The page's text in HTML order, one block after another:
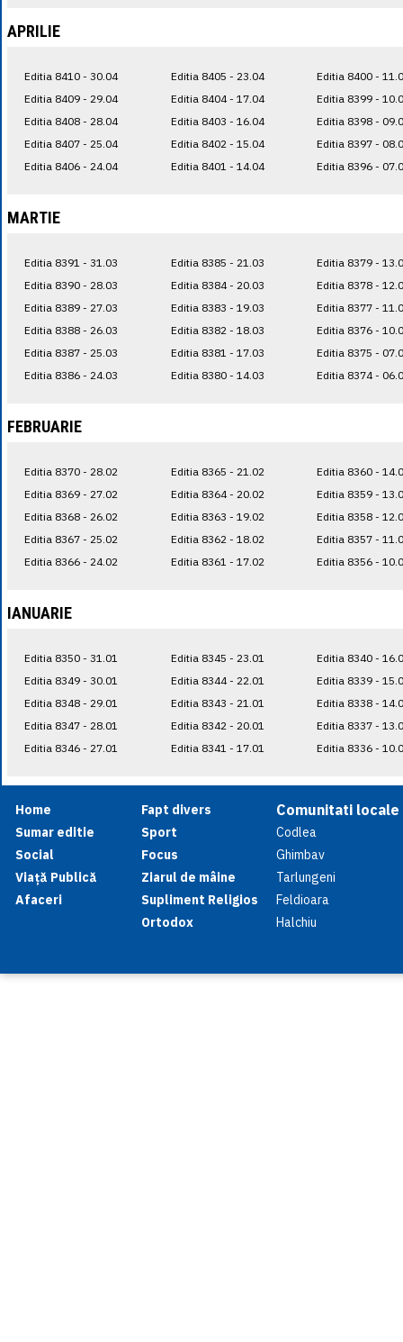
APRILIE
Editia 8410 - 30.04
Editia 8409 - 29.04
Editia 8408 - 28.04
Editia 8407 - 25.04
Editia 8406 - 24.04
Editia 8405 - 23.04
Editia 8404 - 17.04
Editia 8403 - 16.04
Editia 8402 - 15.04
Editia 8401 - 14.04
Editia 8400 -
Editia 8399 -
Editia 8398 -
Editia 8397 -
Editia 8396 -
MARTIE
Editia 8391 - 31.03
Editia 8390 - 28.03
Editia 8389 - 27.03
Editia 8388 - 26.03
Editia 8387 - 25.03
Editia 8386 - 24.03
Editia 8385 - 21.03
Editia 8384 - 20.03
Editia 8383 - 19.03
Editia 8382 - 18.03
Editia 8381 - 17.03
Editia 8380 - 14.03
Editia 8379 -
Editia 8378 -
Editia 8377 -
Editia 8376 -
Editia 8375 -
Editia 8374 -
FEBRUARIE
Editia 8370 - 28.02
Editia 8369 - 27.02
Editia 8368 - 26.02
Editia 8367 - 25.02
Editia 8366 - 24.02
Editia 8365 - 21.02
Editia 8364 - 20.02
Editia 8363 - 19.02
Editia 8362 - 18.02
Editia 8361 - 17.02
Editia 8360 -
Editia 8359 -
Editia 8358 -
Editia 8357 -
Editia 8356 -
IANUARIE
Editia 8350 - 31.01
Editia 8349 - 30.01
Editia 8348 - 29.01
Editia 8347 - 28.01
Editia 8346 - 27.01
Editia 8345 - 23.01
Editia 8344 - 22.01
Editia 8343 - 21.01
Editia 8342 - 20.01
Editia 8341 - 17.01
Editia 8340 -
Editia 8339 -
Editia 8338 -
Editia 8337 -
Editia 8336 -
Home
Sumar editie
Social
Viață Publică
Afaceri
Fapt divers
Sport
Focus
Ziarul de mâine
Supliment Religios
Ortodox
Comunitati locale
Codlea
Ghimbav
Tarlungeni
Feldioara
Halchiu